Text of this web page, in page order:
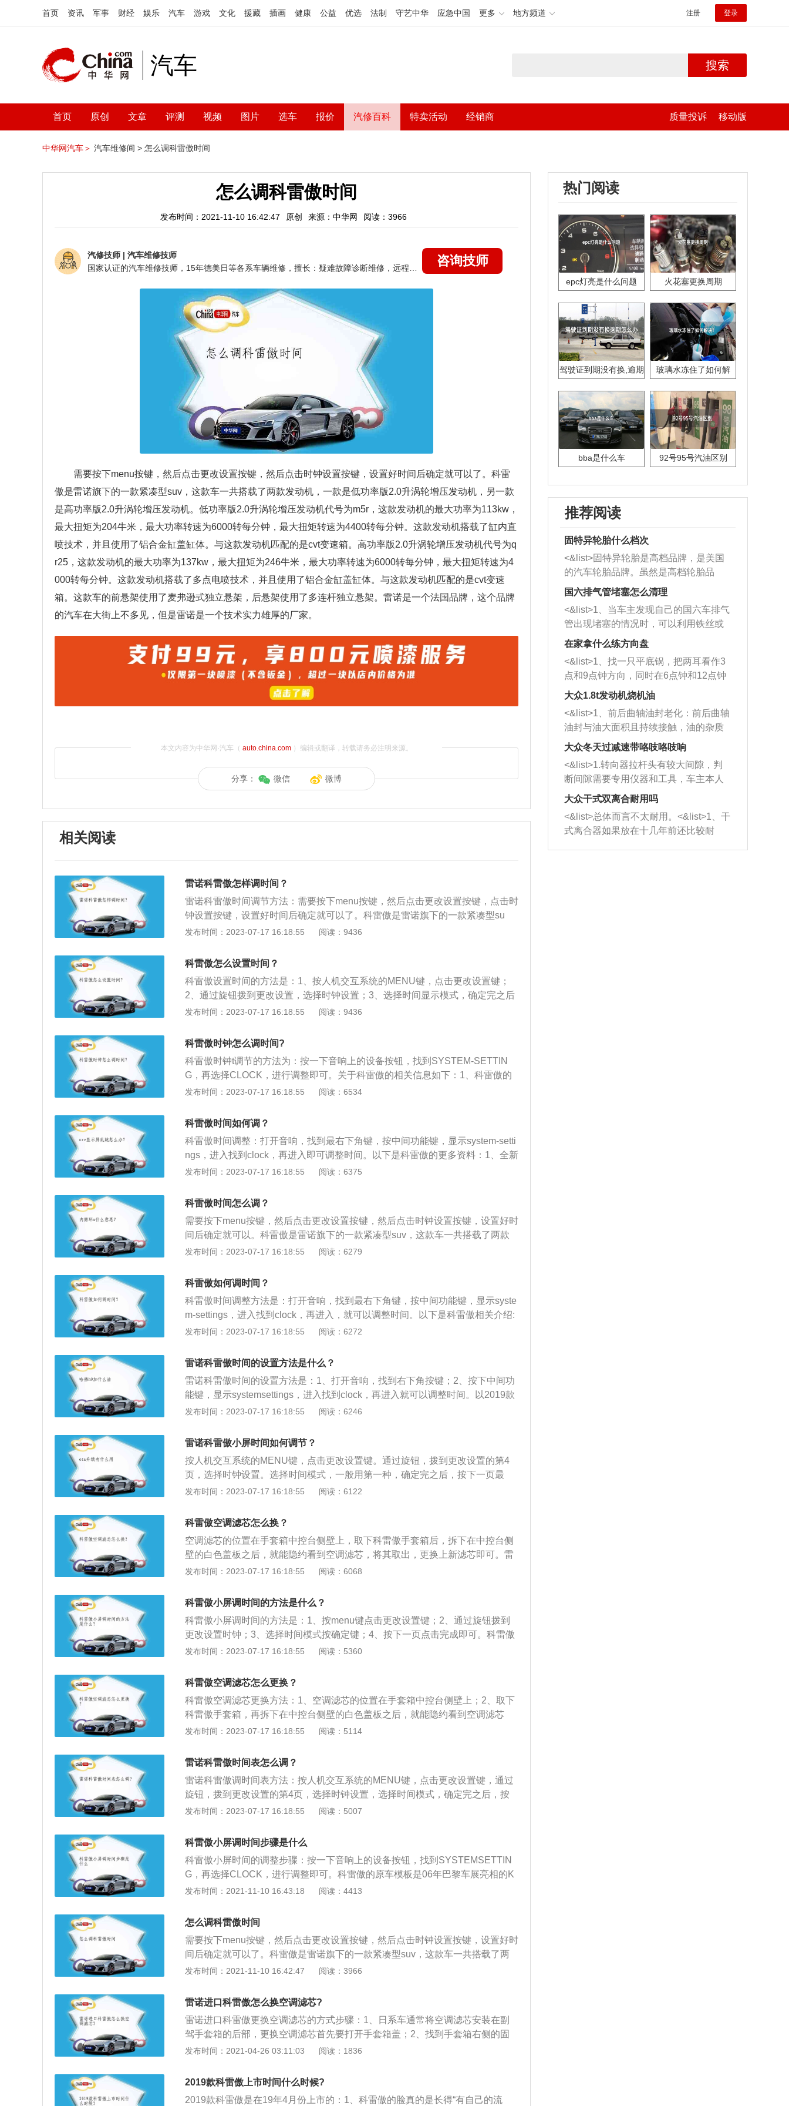
首页 资讯 军事 财经 娱乐 汽车 游戏 文化 援藏 插画 健康 公益 优选 法制 守艺中华 应急中国 更多 地方频道 注册 登录
汽车 搜索
首页 原创 文章 评测 视频 图片 选车 报价 汽修百科 特卖活动 经销商 质量投诉 移动版
中华网汽车＞ 汽车维修间 > 怎么调科雷傲时间
怎么调科雷傲时间
发布时间：2021-11-10 16:42:47 原创 来源：中华网 阅读：3966
汽修技师 | 汽车维修技师
咨询技师
需要按下menu按键，然后点击更改设置按键，然后点击时钟设置按键，设置好时间后确定就可以了。科雷
傲是雷诺旗下的一款紧凑型suv，这款车一共搭载了两款发动机，一款是低功率版2.0升涡轮增压发动机，另一款
是高功率版2.0升涡轮增压发动机。低功率版2.0升涡轮增压发动机代号为m5r，这款发动机的最大功率为113kw，
最大扭矩为204牛米，最大功率转速为6000转每分钟，最大扭矩转速为4400转每分钟。这款发动机搭载了缸内直
喷技术，并且使用了铝合金缸盖缸体。与这款发动机匹配的是cvt变速箱。高功率版2.0升涡轮增压发动机代号为q
r25，这款发动机的最大功率为137kw，最大扭矩为246牛米，最大功率转速为6000转每分钟，最大扭矩转速为4
000转每分钟。这款发动机搭载了多点电喷技术，并且使用了铝合金缸盖缸体。与这款发动机匹配的是cvt变速
箱。这款车的前悬架使用了麦弗逊式独立悬架，后悬架使用了多连杆独立悬架。雷诺是一个法国品牌，这个品牌
的汽车在大街上不多见，但是雷诺是一个技术实力雄厚的厂家。
本文内容为中华网·汽车（ auto.china.com）编辑或翻译，转载请务必注明来源。
分享： 微信 微博
相关阅读
雷诺科雷傲怎样调时间？
雷诺科雷傲时间调节方法：需要按下menu按键，然后点击更改设置按键，点击时
钟设置按键，设置好时间后确定就可以了。科雷傲是雷诺旗下的一款紧凑型su
v，这款车一共搭载了两款发动机，一款是低功率版2.0升涡轮增压发动机，另一
这款发动机的最大功率为113kw，最大扭矩为204nm，最大功率转速为每分钟60
00转，最大扭矩转速为每分钟4400转。
发布时间：2023-07-17 16:18:55 阅读：9436
科雷傲怎么设置时间？
科雷傲设置时间的方法是：1、按人机交互系统的MENU键，点击更改设置键；
2、通过旋钮拨到更改设置，选择时钟设置；3、选择时间显示模式，确定完之后
按下一页，点击完成即可。科雷傲是雷诺汽车公司旗下的首款SUV，其长宽高分
帘、车身稳定系统、感应雨刷、电动加热、折叠的后视镜等，另外其驾驶座椅位
置可调高，营造开阔的视野，提升了驾驶的安全性和舒适性。
发布时间：2023-07-17 16:18:55 阅读：9436
科雷傲时钟怎么调时间?
科雷傲时钟t调节的方法为：按一下音响上的设备按钮，找到SYSTEM-SETTIN
G，再选择CLOCK，进行调整即可。关于科雷傲的相关信息如下：1、科雷傲的
原车模板是06年巴黎车展亮相的Koleos概念车，是雷诺旗下的首款SUV。2、20
0个国家或地区。3、新款科雷诺的长、宽、高分别为4672mm、1843mm、1685
mm，轴距为2705mm。
发布时间：2023-07-17 16:18:55 阅读：6534
科雷傲时间如何调？
科雷傲时间调整：打开音响，找到最右下角键，按中间功能键，显示system-setti
ngs，进入找到clock，再进入即可调整时间。以下是科雷傲的更多资料：1、全新
科雷傲采用了U字形的前进气格栅，前大灯组与其相连，与雷诺之前在海外发布
雷诺惯用的横幅式设计，点亮后效果独特。车身尺寸方面，全新国产科雷傲的长
宽高为4672、1843、1685mm，轴距为2705mm。2、全新科雷傲的内饰也采用
了类似塔利斯曼的全新设计风格，样式简洁，多数控制按键都被集成在触摸屏幕
上，其中低配车型采用7英寸屏幕，高配车型则配备8.7英寸的屏幕。3、动力方
面，国产雷诺全新科雷傲配备2.0L和2.5L两款发动机，其中2.0L发动机最大功率1
发布时间：2023-07-17 16:18:55 阅读：6375
科雷傲时间怎么调？
需要按下menu按键，然后点击更改设置按键，然后点击时钟设置按键，设置好时
间后确定就可以。科雷傲是雷诺旗下的一款紧凑型suv，这款车一共搭载了两款
发动机，一款是低功率版2.0升涡轮增压发动机，另—款是高功率版2.0升涡轮增
率为113kw，最大扭矩为204牛米，最大功率转速为6000转每分钟，最大扭矩转
速为4400转每分钟。这款发动机搭载了缸内直喷技术，并且使用了铝合金缸盖缸
体。与这款发动机匹配的是cvt变速箱。2、高功率版2.0升涡轮增压发动机代号为
qr25，这款发动机的最大功率为137kw，最大扭矩为246牛米，最大功率转速为6
000转每分钟，最大扭矩转速为4000转每分钟。这款发动机搭载了多点电喷技
发布时间：2023-07-17 16:18:55 阅读：6279
科雷傲如何调时间？
科雷傲时间调整方法是：打开音响，找到最右下角键，按中间功能键，显示syste
m-settings，进入找到clock，再进入，就可以调整时间。以下是科雷傲相关介绍:
1、科雷傲的长宽高为4672、1843、1685mm，轴距为2705mm。多数控制按键
的屏幕。2、科雷傲配备2.0L和2.5L两款发动机，其中2.0L发动机最大功率113kw
（最大马力为154ps），2.5L发动机最大功率137kw（最大是186ps）。
发布时间：2023-07-17 16:18:55 阅读：6272
雷诺科雷傲时间的设置方法是什么？
雷诺科雷傲时间的设置方法是：1、打开音响，找到右下角按键；2、按下中间功
能键，显示systemsettings，进入找到clock，再进入就可以调整时间。以2019款
雷诺科雷傲为例，其属于紧凑型suv，车身尺寸是：长4672mm、宽1843mm、高
悬架是多连杆式独立悬架，其搭载了2.0l自然吸气发动机，最大马力是154ps，最
大功率是113kw，最大扭矩是204nm，与其匹配的是7挡无级变速箱。
发布时间：2023-07-17 16:18:55 阅读：6246
雷诺科雷傲小屏时间如何调节？
按人机交互系统的MENU键，点击更改设置键。通过旋钮，拨到更改设置的第4
页，选择时钟设置。选择时间模式，一般用第一种，确定完之后，按下一页最
后，设置好时间后，点击完成即可。雷诺科雷傲的介绍：1、外形方面：前脸设
了外圈的镀铬框，彰显SUV车型的豪迈与大气。2、侧身方面：延续了前款车型
突出的腰线、较高的离地间隙，新增镀铬防擦条和全新设计的双色五幅式轮毂，
轮毂饱满且动感十足。3、内饰方面：细致精湛，车内整体设计风格简约而不失
豪华，选材与做工都散发着高端魅力。中控台采用缎纹饰面，按键与旋钮均采用
镀铬装饰，尽显精致、优雅的风格。
发布时间：2023-07-17 16:18:55 阅读：6122
科雷傲空调滤芯怎么换？
空调滤芯的位置在手套箱中控台侧壁上，取下科雷傲手套箱后，拆下在中控台侧
壁的白色盖板之后，就能隐约看到空调滤芯，将其取出，更换上新滤芯即可。雷
诺科雷傲空调滤芯的作用：1、能使空调格贴紧壳体，保证未过滤空气不会进入
份、煤烟、臭氧、异味、碳氧化物、SO2、CO2等，能强力和持久的吸附水份。
4、能使汽车玻璃不会蒙上水蒸气、使司乘人员视线清晰，行车安全。能给驾乘
室提供新鲜空气，避免驾乘人员吸入有害气体，保障驾驶安全。
发布时间：2023-07-17 16:18:55 阅读：6068
科雷傲小屏调时间的方法是什么？
科雷傲小屏调时间的方法是：1、按menu键点击更改设置键；2、通过旋钮拨到
更改设置时钟；3、选择时间模式按确定键；4、按下一页点击完成即可。科雷傲
是一款紧凑型5门5座suv，其车身尺寸是：长4672mm、宽1843mm、高1685m
功率是113千瓦，最大扭矩是204牛米，其驱动方式是前置前驱，前悬架使用了麦
弗逊式独立悬架，后悬架使用了多连杆式独立悬架。
发布时间：2023-07-17 16:18:55 阅读：5360
科雷傲空调滤芯怎么更换？
科雷傲空调滤芯更换方法：1、空调滤芯的位置在手套箱中控台侧壁上；2、取下
科雷傲手套箱，再拆下在中控台侧壁的白色盖板之后，就能隐约看到空调滤芯
了；3、将其取出，更换上新滤芯即可。雷诺科雷傲空调滤芯的作用：1、能使空
研磨颗粒等固体杂质；3、能吸附空气中水份、煤烟、臭氧、异味、碳氧化物、S
O2、CO2等，能强力和持久的吸附水份；4、能使汽车玻璃不会蒙上水蒸气、使
司乘人员视线清晰，行车安全；5、能给驾乘室提供新鲜空气，避免驾乘人员吸
入有害气体，保障驾驶安全。
发布时间：2023-07-17 16:18:55 阅读：5114
雷诺科雷傲时间表怎么调？
雷诺科雷傲调时间表方法：按人机交互系统的MENU键，点击更改设置键，通过
旋钮，拨到更改设置的第4页，选择时钟设置，选择时间模式，确定完之后，按
下一页设置好时间后，点击完成即可。雷诺科雷傲长宽高分别为4520mm、1865
细的镀铬格栅，配合大尺寸的前保险杠，增强了前脸的立体感和层次感，侧身方
面，这款车延续了前款车型突出的腰线、较高的离地间隙，新增镀铬防擦条和全
新设计的双色五幅式轮毂，轮毂饱满且动感十足。
发布时间：2023-07-17 16:18:55 阅读：5007
科雷傲小屏调时间步骤是什么
科雷傲小屏时间的调整步骤：按一下音响上的设备按钮，找到SYSTEMSETTIN
G，再选择CLOCK，进行调整即可。科雷傲的原车模板是06年巴黎车展亮相的K
oleos概念车，是雷诺旗下的首款SUV。2009年，科雷诺正式进入国内市场，2年
诺的长、宽、高分别为4672mm、1843mm、1685mm，轴距为2705mm。车头部
分，前进气格栅整体下移，并采用了更细的镀铬装饰条，搭配着雷诺车标和保险
杠，层次感较强。侧面来看，腰线更加突出，配合着新增的镀铬防擦条，动感十
足。车尾部分，车顶的羽翼的装饰效果不错，高位刹车灯安装在羽翼下面，立体
感较强。二、内饰：设计风格简约而不简单，从材质的选择到做工，都散发着特
华。全景天窗设计，让车舱内的压抑感一消而散，舒适感增强。三、动力：搭载
2.0L、2.5L自然吸气发动机，前者最大功率为113千瓦，最大扭矩为204牛/米，搭
配CVT无级变速箱，后者最大功率为137，最大扭矩为246米，搭配CVT无级变速
发布时间：2021-11-10 16:43:18 阅读：4413
怎么调科雷傲时间
需要按下menu按键，然后点击更改设置按键，然后点击时钟设置按键，设置好时
间后确定就可以了。科雷傲是雷诺旗下的一款紧凑型suv，这款车一共搭载了两
款发动机，一款是低功率版2.0升涡轮增压发动机，另一款是高功率版2.0升涡轮
为113kw，最大扭矩为204牛米，最大功率转速为6000转每分钟，最大扭矩转速
为4400转每分钟。这款发动机搭载了缸内直喷技术，并且使用了铝合金缸盖缸
体。与这款发动机匹配的是cvt变速箱。高功率版2.0升涡轮增压发动机代号为qr2
5，这款发动机的最大功率为137kw，最大扭矩为246牛米，最大功率转速为6000
转每分钟，最大扭矩转速为4000转每分钟。这款发动机搭载了多点电喷技术，并
用了麦弗逊式独立悬架，后悬架使用了多连杆独立悬架。雷诺是一个法国品牌，
这个品牌的汽车在大街上不多见，但是雷诺是一个技术实力雄厚的厂家。
发布时间：2021-11-10 16:42:47 阅读：3966
雷诺进口科雷傲怎么换空调滤芯?
雷诺进口科雷傲更换空调滤芯的方式步骤：1、日系车通常将空调滤芯安装在副
驾手套箱的后部，更换空调滤芯首先要打开手套箱盖；2、找到手套箱右侧的固
定卡扣，并用力向外侧拔出；3、将手套箱盖的固定卡扣取下拿掉，使之脱离；
可以看到空调滤芯盖板，用力按压盖板两侧的固定卡扣，盖板就可以取下；6、
向外侧抽出旧的空调滤芯；7、将新的空调滤芯装入，按拆装顺序的反向恢复原
发布时间：2021-04-26 03:11:03 阅读：1836
2019款科雷傲上市时间什么时候?
2019款科雷傲是在19年4月份上市的：1、科雷傲的脸真的是长得“有自己的流
热门阅读
epc灯亮是什么问题 火花塞更换周期
驾驶证到期没有换,逾期
玻璃水冻住了如何解
bba是什么车 92号95号汽油区别
推荐阅读
固特异轮胎什么档次
<&list>固特异轮胎是高档品牌，是美国
的汽车轮胎品牌。虽然是高档轮胎品
牌，但是中高低端的轮胎都有生产，这
也是为了更好的开拓市场。
国六排气管堵塞怎么清理
<&list>1、当车主发现自己的国六车排气
管出现堵塞的情况时，可以利用铁丝或
者是细棍，直接将杂物给取出来，如果
堵塞情况比较严重，也可以采取应急措
施。 <&list>2、直接利用木棍将所有的
杂物推到排气管里面的位置处，然后将
三元催化器拆解开，就可以将堵塞的东
西取出来。但如果是因为积碳过多引起
的堵塞，就需要将三元催化器泡在草酸
洗剂对堵塞的情况得到解决，将清洗剂
放在燃油箱中，与燃油混合后，车辆启
动时，就可以和汽油一起进入到燃烧
室，最后形成废气排出，就可以让三元
催化器得到清洗，排气管堵塞的情况就
能够得到解决。
在家拿什么练方向盘
<&list>1、找一只平底锅，把两耳看作3
点和9点钟方向，同时在6点钟和12点钟
方向做一个标记。 <&list>2、双手握住
一圈半的练习，往右同样也要打相同的
圈数。 <&list>3、最后强调要反复练
习，这样就可以形成肌肉记忆，在真实
驾驶车辆时，不需要记忆也能打好方
向。
大众1.8t发动机烧机油
<&list>1、前后曲轴油封老化：前后曲轴
油封与油大面积且持续接触，油的杂质
和发动机内持续温度变化使其密封效果
逐渐减弱，导致渗油或漏油。<&list>2、
活塞间隙过大：积碳会使活塞环与缸体
的间隙扩大，导致机油流入燃烧室中，
造成烧机油。<&list>3、机油粘度。使用
机油粘度过小的话，同样会有烧机油现
象，机油粘度过小具有很好的流动性，
大众冬天过减速带咯吱咯吱响
<&list>1.转向器拉杆头有较大间隙，判
断间隙需要专用仪器和工具，车主本人
无法制作，需要将车辆送到修理厂或4s
店；<&list>2.车辆半轴套管防尘罩破
裂，破裂后会出现漏油现象，使半轴磨
损严重，磨损的半轴容易损坏，产生异
响；<&list>3.稳定器的转向胶套和球头
大众干式双离合耐用吗
<&list>总体而言不太耐用。<&list>1、干
式离合器如果放在十几年前还比较耐